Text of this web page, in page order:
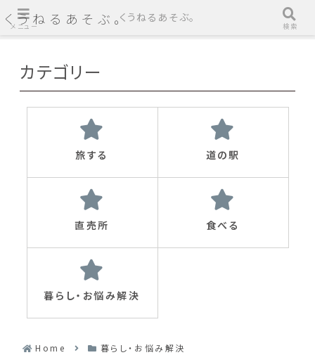
くうねるあそぶ。
カテゴリー
旅する 道の駅
直売所 食べる
暮らし・お悩み解決
Home 暮らし・お悩み解決
メニュー
くうねるあそぶ。
検索